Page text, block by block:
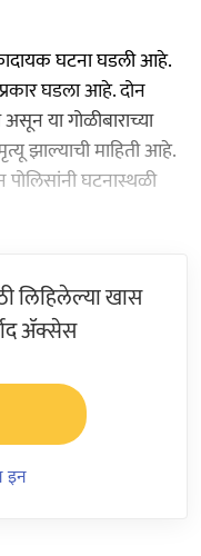
घटना घडली आहे.
घडला आहे. दोन
या गोळीबाराच्या
झाल्याची माहिती आहे.
घटनास्थळी
लिहिलेल्या खास
ॲक्सेस
इन